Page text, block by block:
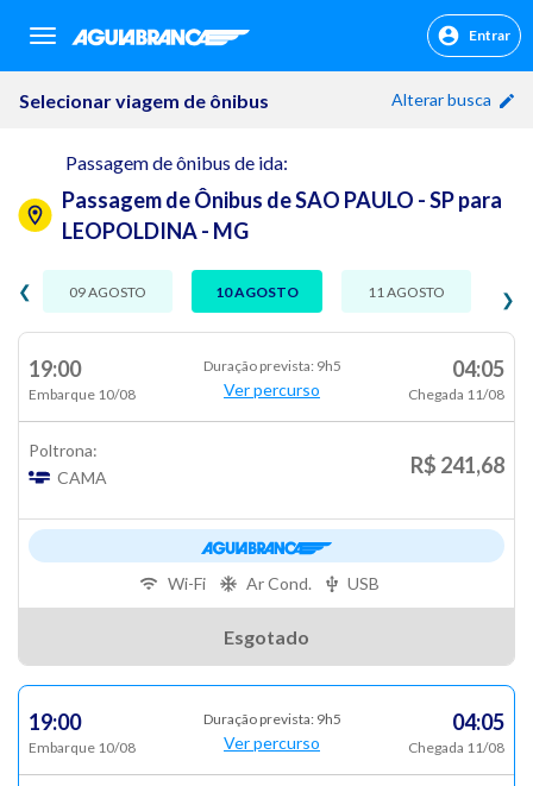
sr.header.toggle.navigation Entrar
Selecionar viagem de ônibus Alterar busca
Passagem de ônibus de ida:
Passagem de Ônibus de SAO PAULO - SP para
LEOPOLDINA - MG
❯
❮ 09 AGOSTO 10 AGOSTO 11 AGOSTO
19:00
Embarque 10/08
Duração prevista: 9h5
Ver percurso
04:05
Chegada 11/08
Poltrona:
CAMA
R$ 241,68
Esgotado
Wi-Fi Ar Cond. USB
19:00
Embarque 10/08
Duração prevista: 9h5
Ver percurso
04:05
Chegada 11/08